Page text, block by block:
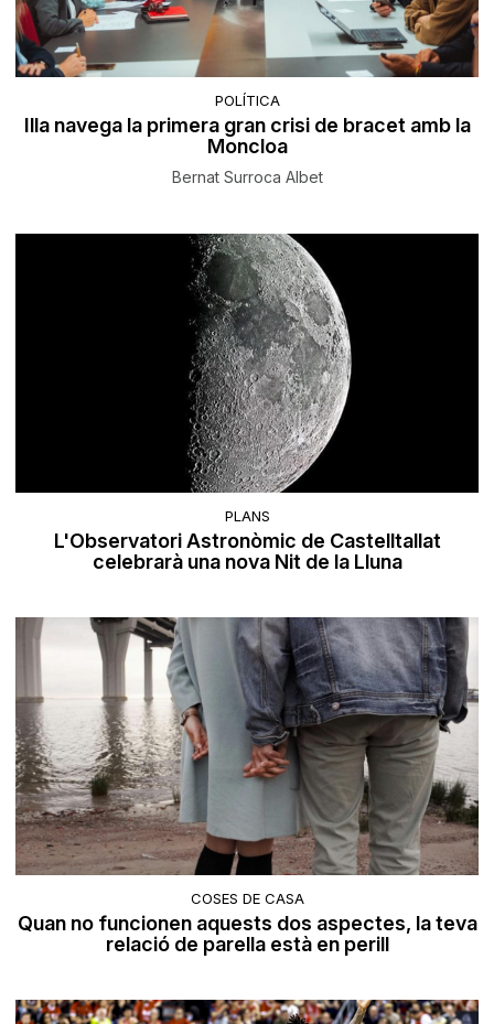
POLÍTICA
Illa navega la primera gran crisi de bracet amb la
Moncloa
Bernat Surroca Albet
PLANS
L'Observatori Astronòmic de Castelltallat
celebrarà una nova Nit de la Lluna
COSES DE CASA
Quan no funcionen aquests dos aspectes, la teva
relació de parella està en perill